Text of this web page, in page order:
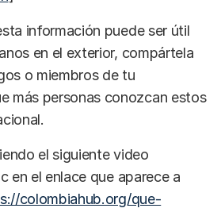
información puede ser útil
en el exterior, compártela
o miembros de tu
más personas conozcan estos
el siguiente video
en el enlace que aparece a
colombiahub.org/que-